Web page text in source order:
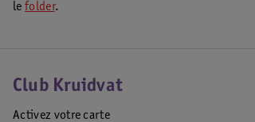
le folder.
Club Kruidvat
Activez votre carte